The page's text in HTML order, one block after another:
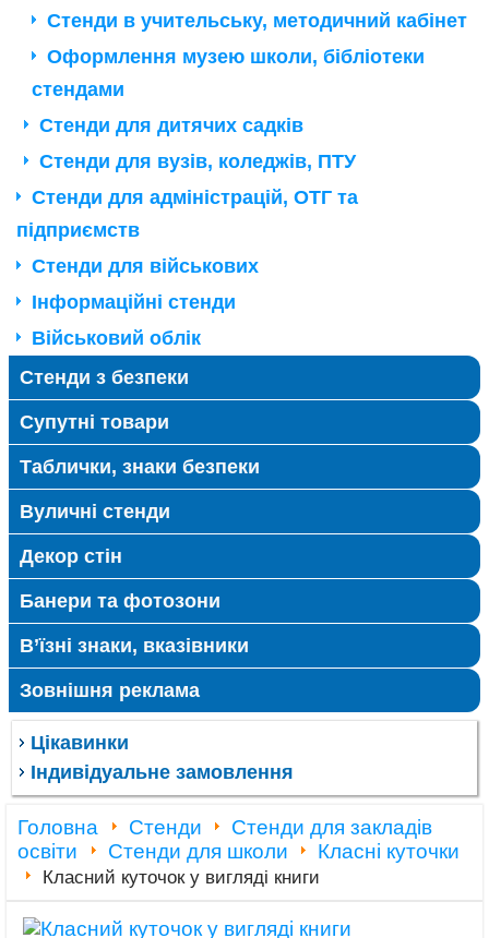
Стенди в учительську, методичний кабінет
Оформлення музею школи, бібліотеки
стендами
Стенди для дитячих садків
Стенди для вузів, коледжів, ПТУ
Стенди для адміністрацій, ОТГ та
підприємств
Стенди для військових
Інформаційні стенди
Військовий облік
Стенди з безпеки
Супутні товари
Таблички, знаки безпеки
Вуличні стенди
Декор стін
Банери та фотозони
В’їзні знаки, вказівники
Зовнішня реклама
Цікавинки
Індивідуальне замовлення
Головна Стенди
Стенди для закладів
освіти
Стенди для школи Класні куточки
Класний куточок у вигляді книги